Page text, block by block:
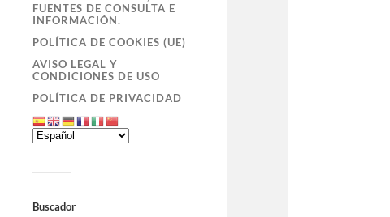
FUENTES DE CONSULTA E
INFORMACIÓN.
POLÍTICA DE COOKIES (UE)
AVISO LEGAL Y
CONDICIONES DE USO
POLÍTICA DE PRIVACIDAD
Buscador